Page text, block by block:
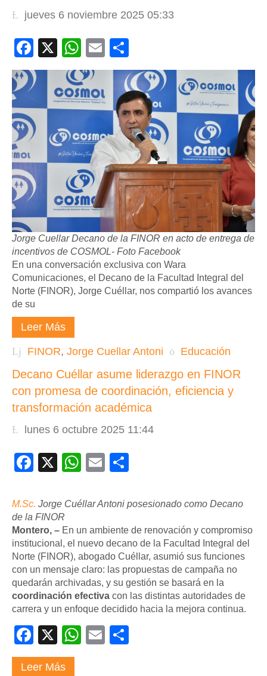
jueves 6 noviembre 2025 05:33
Facebook
X WhatsApp
Email
Jorge Cuellar Decano de la FINOR en acto de entrega de
incentivos de COSMOL- Foto Facebook
En una conversación exclusiva con Wara
Comunicaciones, el Decano de la Facultad Integral del
Norte (FINOR), Jorge Cuéllar, nos compartió los avances
de su
Leer Más
FINOR, Jorge Cuellar Antoni Educación
Decano Cuéllar asume liderazgo en FINOR
con promesa de coordinación, eficiencia y
transformación académica
lunes 6 octubre 2025 11:44
Facebook
X WhatsApp
Email
M.Sc. Jorge Cuéllar Antoni posesionado como Decano
de la FINOR
Montero, – En un ambiente de renovación y compromiso
institucional, el nuevo decano de la Facultad Integral del
Norte (FINOR), abogado Cuéllar, asumió sus funciones
con un mensaje claro: las propuestas de campaña no
quedarán archivadas, y su gestión se basará en la
coordinación efectiva con las distintas autoridades de
carrera y un enfoque decidido hacia la mejora continua.
Facebook
X WhatsApp
Email
Leer Más